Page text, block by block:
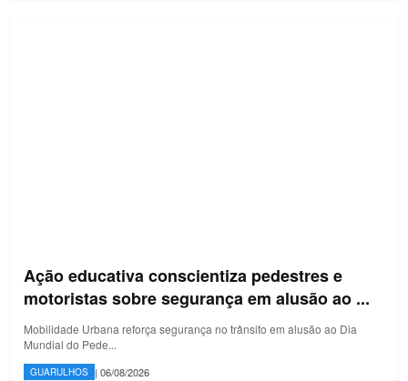
Ação educativa conscientiza pedestres e
motoristas sobre segurança em alusão ao ...
Mobilidade Urbana reforça segurança no trânsito em alusão ao Dia
Mundial do Pede...
GUARULHOS | 06/08/2026